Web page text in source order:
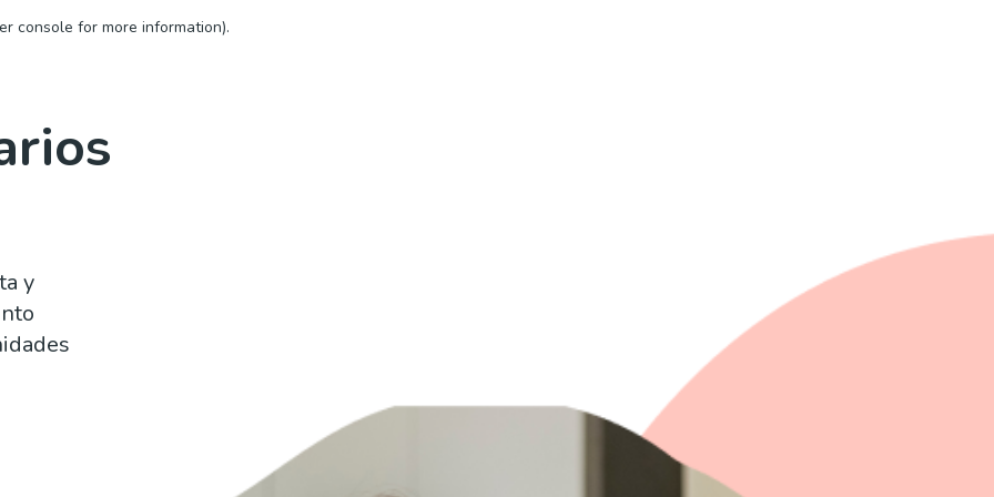
console for more information).
y